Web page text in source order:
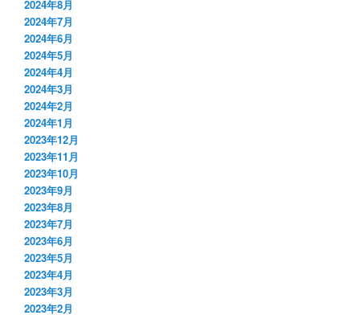
2024年8月
2024年7月
2024年6月
2024年5月
2024年4月
2024年3月
2024年2月
2024年1月
2023年12月
2023年11月
2023年10月
2023年9月
2023年8月
2023年7月
2023年6月
2023年5月
2023年4月
2023年3月
2023年2月